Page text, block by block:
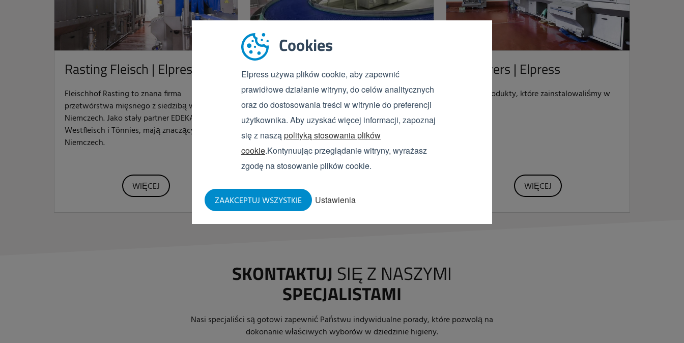
Cookies
Elpress używa plików cookie, aby zapewnić
prawidłowe działanie witryny, do celów analitycznych
oraz do dostosowania treści w witrynie do preferencji
użytkownika. Aby uzyskać więcej informacji, zapoznaj
się z nasząpolityką stosowania plików
cookie.Kontynuując przeglądanie witryny, wyrażasz
zgodę na stosowanie plików cookie.
Ustawienia
ZAAKCEPTUJ WSZYSTKIE
Rasting Fleisch | Elpress
Fleischhof Rasting to znana firma
przetwórstwa mięsnego z siedzibą w
Niemczech. Jako stały partner EDEKA,
Westfleisch i Tönnies, mają znaczący rynek w
Niemczech.
WIĘCEJ
Henri vd Bilt Vleeswaren |
Elpress
Współpraca pomiędzy Elpress a „Henri van de
Bilt Vleeswaren” trwa już ponad 20 lat i przez
cały ten czas Elpress regularnie dostarczała
praktyczne rozwiązania i dobre rady.
Distrivers | Elpress
Zobacz produkty, które zainstalowaliśmy w
WIĘCEJ
SKONTAKTUJ SIĘ Z NASZYMI
SPECJALISTAMI
Nasi specjaliści są gotowi zapewnić Państwu indywidualne porady, które pozwolą na
dokonanie właściwych wyborów w dziedzinie higieny.